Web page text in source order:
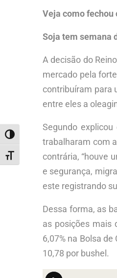
ALTERNAR ALTO CONTRASTE
ALTERNAR TAMANHO DA FONTE
Veja como fechou
Soja tem semana
A decisão do
mercado pela
contribuíram para
entre eles a
Segundo
trabalharam com
contrária, “houve
e segurança,
este registrando
Dessa forma, as
as posições mais
6,07% na Bolsa
10,78 por bushel.